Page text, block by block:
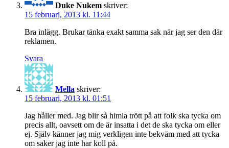
Duke Nukem skriver:
15 februari, 2013 kl. 11:44
Bra inlägg. Brukar tänka exakt samma sak när jag ser den där
reklamen.
Svara
Mella skriver:
15 februari, 2013 kl. 01:51
Jag håller med. Jag blir så himla trött på att folk ska tycka om
precis allt, oavsett om de är insatta i det de ska tycka om eller
ej. Själv känner jag mig verkligen inte bekväm med att tycka
om saker jag inte har koll på.